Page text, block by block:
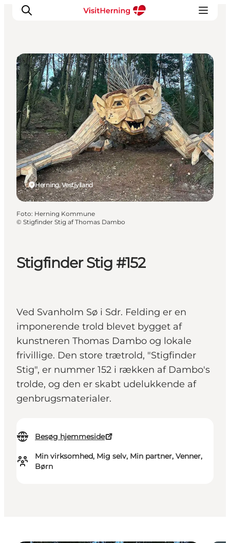
Det sker
Spis, drik og shop
Kunstlandet
Se og oplev
Find vej
Sov godt
Book overnatning
Stigfinder Stig #152
Ved Svanholm Sø i Sdr. Felding er en
imponerende trold blevet bygget af
kunstneren Thomas Dambo og lokale
frivillige. Den store trætrold, "Stigfinder
Stig", er nummer 152 i rækken af Dambo's
trolde, og den er skabt udelukkende af
genbrugsmaterialer.
Besøg hjemmeside
Min virksomhed, Mig selv, Min partner, Venner,
Børn
Herning, Vestjylland
Street art og skulpturer
Foto: Herning Kommune
© Stigfinder Stig af Thomas Dambo